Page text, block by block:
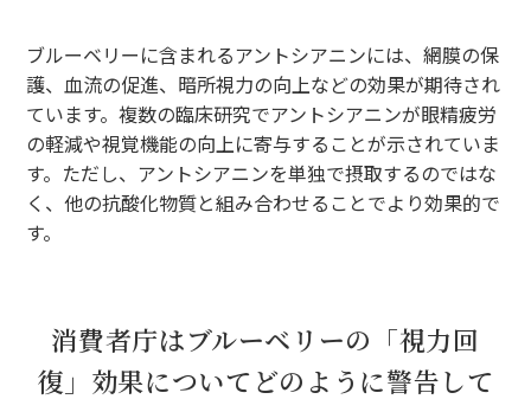
ブルーベリーに含まれるアントシアニンには、網膜の保
護、血流の促進、暗所視力の向上などの効果が期待され
ています。複数の臨床研究でアントシアニンが眼精疲労
の軽減や視覚機能の向上に寄与することが示されていま
す。ただし、アントシアニンを単独で摂取するのではな
く、他の抗酸化物質と組み合わせることでより効果的で
す。
消費者庁はブルーベリーの「視力回
復」効果についてどのように警告して